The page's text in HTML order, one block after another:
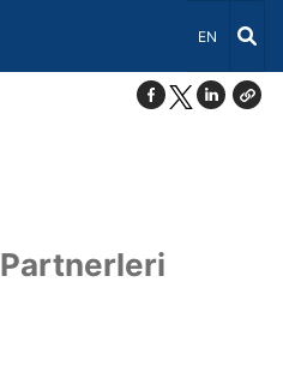
Dil Seçiniz
EN